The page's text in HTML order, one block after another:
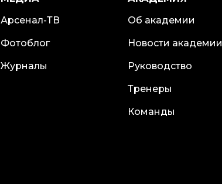
Арсенал-ТВ
Фотоблог
Журналы
Об академии
Новости академии
Руководство
Тренеры
Команды